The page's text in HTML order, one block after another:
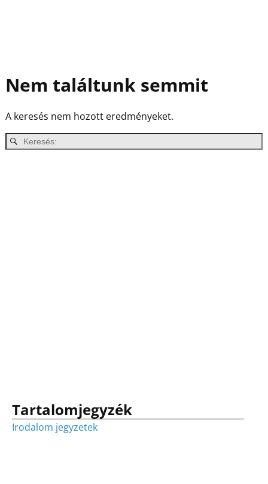
Nem találtunk semmit
A keresés nem hozott eredményeket.
Tartalomjegyzék
Irodalom jegyzetek